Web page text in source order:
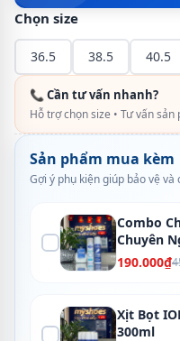
Chọn size
36.5 38.5 40.5
📞 Cần tư vấn nhanh?
Hỗ trợ chọn size • Tư vấn sản
Sản phẩm mua kèm
Gợi ý phụ kiện giúp bảo vệ
Combo
Chuyên
190.000₫
Xịt Bọt
300ml